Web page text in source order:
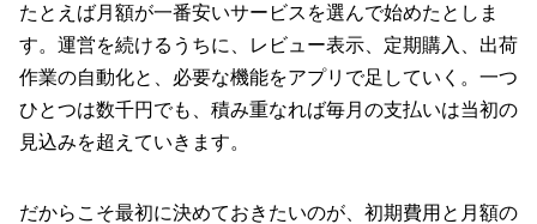
たとえば月額が一番安いサービスを選んで始めたとしま
す。運営を続けるうちに、レビュー表示、定期購入、出荷
作業の自動化と、必要な機能をアプリで足していく。一つ
ひとつは数千円でも、積み重なれば毎月の支払いは当初の
見込みを超えていきます。
だからこそ最初に決めておきたいのが、初期費用と月額の